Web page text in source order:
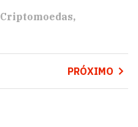
Criptomoedas
PRÓXIMO